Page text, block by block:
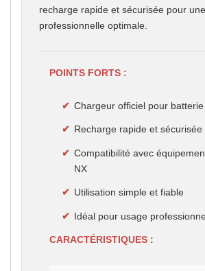
recharge rapide et sécurisée pour
professionnelle optimale.
POINTS FORTS :
Chargeur officiel pour
Recharge rapide et sécurisée
Compatibilité avec
NX
Utilisation simple et fiable
Idéal pour usage
CARACTÉRISTIQUES :